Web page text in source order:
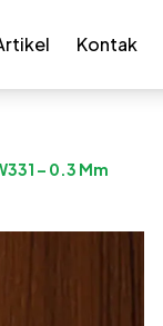
Kontak
– 0.3 Mm